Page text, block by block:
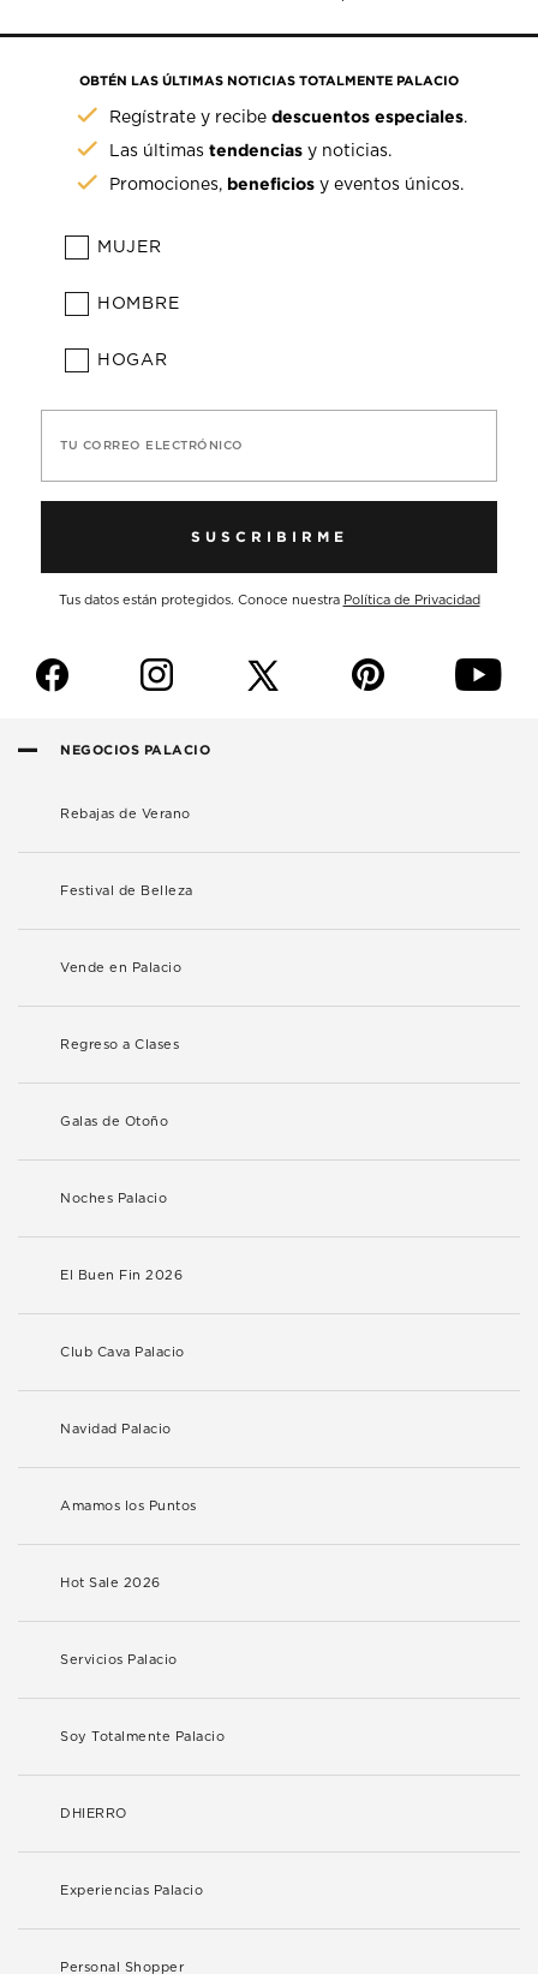
OBTÉN LAS ÚLTIMAS NOTICIAS TOTALMENTE PALACIO
Regístrate y recibedescuentos especiales.
Las últimastendencias y noticias.
Promociones, beneficios y eventos únicos.
MUJER
HOMBRE
HOGAR
TU CORREO ELECTRÓNICO
SUSCRIBIRME
Tus datos están protegidos. Conoce nuestra Política de Privacidad
f i p y
NEGOCIOS PALACIO
Rebajas de Verano
Festival de Belleza
Vende en Palacio
Regreso a Clases
Galas de Otoño
Noches Palacio
El Buen Fin 2026
Club Cava Palacio
Navidad Palacio
Amamos los Puntos
Hot Sale 2026
Servicios Palacio
Soy Totalmente Palacio
DHIERRO
Experiencias Palacio
Personal Shopper